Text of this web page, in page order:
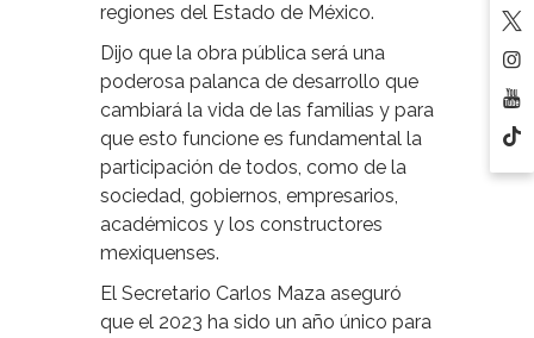
regiones del Estado de México.
Dijo que la obra pública será una
poderosa palanca de desarrollo que
cambiará la vida de las familias y para
que esto funcione es fundamental la
participación de todos, como de la
sociedad, gobiernos, empresarios,
académicos y los constructores
mexiquenses.
El Secretario Carlos Maza aseguró
que el 2023 ha sido un año único para